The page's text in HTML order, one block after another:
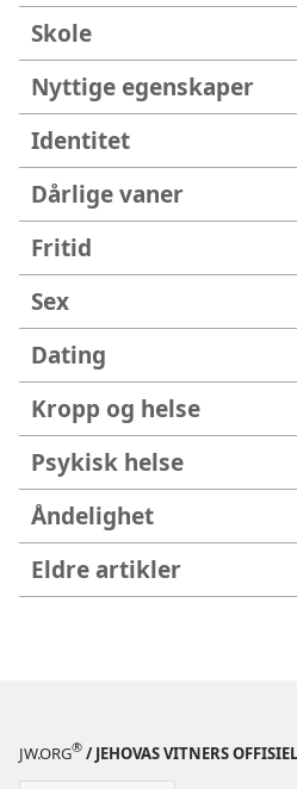
Skole
Nyttige egenskaper
Identitet
Dårlige vaner
Fritid
Sex
Dating
Kropp og helse
Psykisk helse
Åndelighet
Eldre artikler
JW.ORG® / JEHOVAS VITNERS